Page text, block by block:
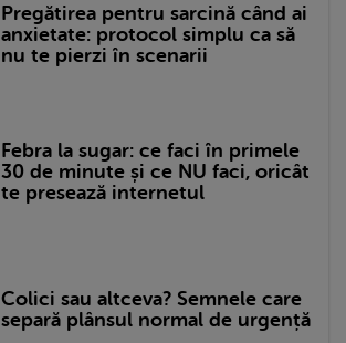
Pregătirea pentru sarcină când ai
anxietate: protocol simplu ca să
nu te pierzi în scenarii
Febra la sugar: ce faci în primele
30 de minute și ce NU faci, oricât
te presează internetul
Colici sau altceva? Semnele care
separă plânsul normal de urgență